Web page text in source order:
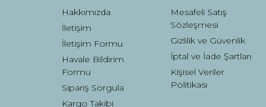
Hakkımızda
İletişim
İletişim Formu
Havale Bildirim
Formu
Sipariş Sorgula
Kargo Takibi
Mesafeli Satış
Sözleşmesi
Gizlilik ve Güvenlik
İptal ve İade Şartları
Kişisel Veriler
Politikası